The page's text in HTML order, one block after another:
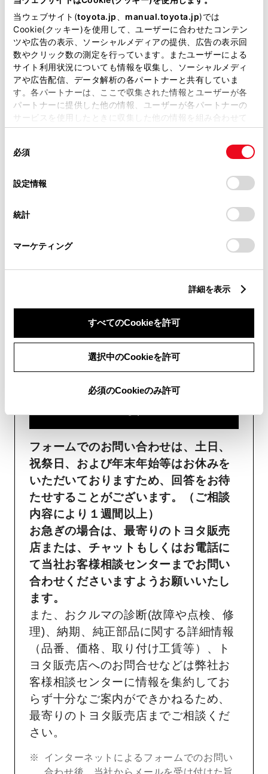
当ウェブサイト(toyota.jp manual.toyota.jp)では
Cookie(クッキー)を使用して、ユーザーに合わせたコンテン
ツや広告の表示、ソーシャルメディアの提供、広告の表示回
数やクリック数の測定を行っています。またユーザーによる
サイト利用状況についても情報を収集し、ソーシャルメディ
アや広告配信、データ解析の各パートナーと共有していま
す。各パートナーは、ここで収集された情報とユーザーが各
パートナーに提供した他の情報、ユーザーが各パートナーの
サービスを使用したときに収集した他の情報を組み合わせて
使用することがあります。当ウェブサイトの使用を続行する
デバイスにすべてのCookie(クッキー)が保存されることに同
意したことになります。Cookie(クッキー)のオプトアウト、
設定の変更、同意を撤回したりするにあたっては、当社の
「Cookie（クッキー）情報の取り扱いについて
」をご覧くだ
必須
設定情報
統計
マーケティング
詳細を表示
すべてのCookieを許可
選択中のCookieを許可
必須のCookieのみ許可
チャットでお問い合わせ
受付：10:00～18:00
（長期連休などの当社指定日を除く）
チャットでのお問い合わせはお待たせ
受付：24時間受付
ご購入・ご利用中のおクル
マ・その他のお問い合わせ・
フォームでのお問い合わせは、土日、
祝祭日、および年末年始等はお休みを
いただいておりますため、回答をお待
たせすることがございます。（ご相談
内容により１週間以上）
お急ぎの場合は、最寄りのトヨタ販売
店または、チャットもしくはお電話に
て当社お客様相談センターまでお問い
合わせくださいますようお願いいたし
ます。
また、おクルマの診断(故障や点検、修
理)、納期、純正部品に関する詳細情報
（品番、価格、取り付け工賃等）、ト
ヨタ販売店へのお問合せなどは弊社お
客様相談センターに情報を集約してお
らず十分なご案内ができかねるため、
最寄りのトヨタ販売店までご相談くだ
さい。
インターネットによるフォームでのお問い
合わせ後、当社からメールを受け付けた旨